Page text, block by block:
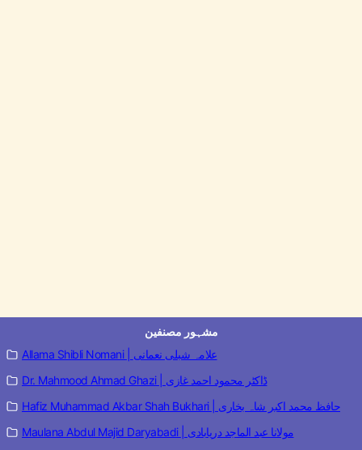
مشہور مصنفین
Allama Shibli Nomani | علامہ شبلی نعمانی
Dr. Mahmood Ahmad Ghazi | ڈاکٹر محمود احمد غازی
Hafiz Muhammad Akbar Shah Bukhari | حافظ محمد اکبر شاہ بخاری
Maulana Abdul Majid Daryabadi | مولانا عبد الماجد دریابادی